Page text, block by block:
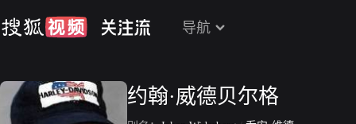
导航
约翰·威德贝尔格